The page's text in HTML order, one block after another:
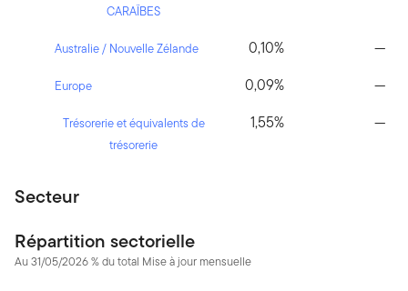
CARAÏBES
Australie / Nouvelle Zélande 0,10% —
Europe 0,09% —
Trésorerie et équivalents de
trésorerie
1,55% —
Secteur
Répartition sectorielle
Au 31/05/2026 % du total Mise à jour mensuelle